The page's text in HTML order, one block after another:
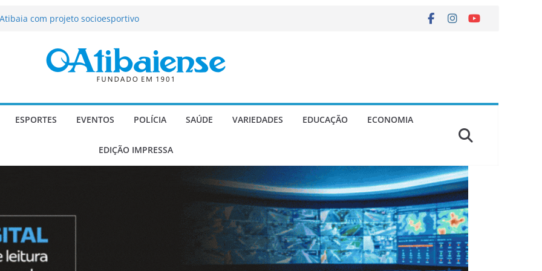
e Morango abre programação
infantis e valorização dos produtores
a deputado estadual é
ESPORTES EVENTOS POLÍCIA SAÚDE VARIEDADES EDUCAÇÃO ECONOMIA
EDIÇÃO IMPRESSA